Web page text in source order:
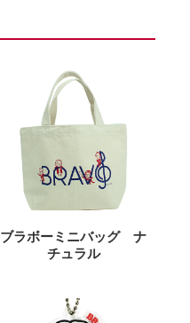
ブラボーミニバッグ ナ
チュラル